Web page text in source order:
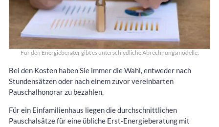
Für den Energieberater gibt es unterschiedliche Abrechnungsmodelle.
Bei den Kosten haben Sie immer die Wahl, entweder nach
Stundensätzen oder nach einem zuvor vereinbarten
Pauschalhonorar zu bezahlen.
Für ein Einfamilienhaus liegen die durchschnittlichen
Pauschalsätze für eine übliche Erst-Energieberatung mit